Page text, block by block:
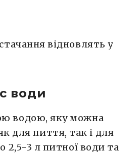
відновлять у
води
водою, яку можна
для пиття, так і для
2,5-3 л питної води та